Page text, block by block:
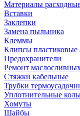
Материалы
Вставки
Заклепки
Замена пыльника
Клеммы
Клипсы пластиковые
Предохранители
Ремонт
Стяжки кабельные
Трубки
Уплотнительные
Хомуты
Шайбы